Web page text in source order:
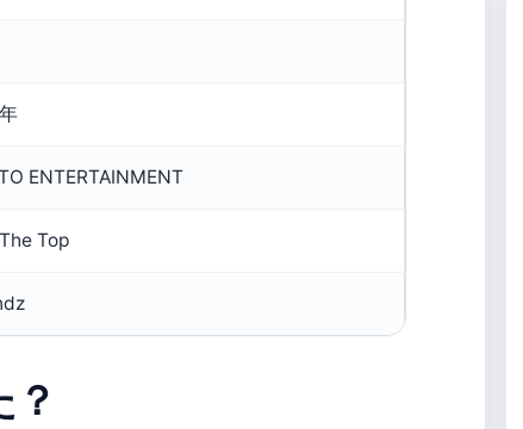
ENTERTAINMENT
Top